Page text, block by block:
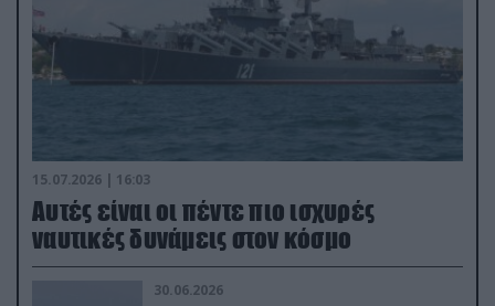
15.07.2026 | 16:03
Aυτές είναι οι πέντε πιο ισχυρές
ναυτικές δυνάμεις στον κόσμο
30.06.2026